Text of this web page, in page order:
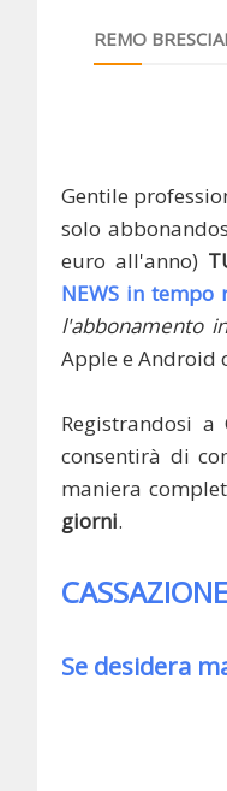
REMO
Gentile
solo
euro all'anno)
NEWS in tempo
l'abbonamento
Apple e Android
Registrandosi
consentirà di
maniera
giorni.
Se desidera